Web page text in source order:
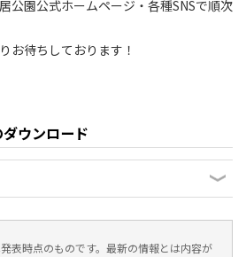
公園公式ホームページ・各種SNSで順次
お待ちしております！
ウンロード
表時点のものです。最新の情報とは内容が